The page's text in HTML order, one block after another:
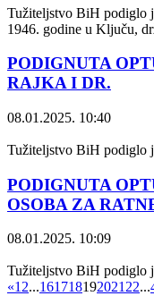
Tužiteljstvo BiH podiglo
1946. godine u Ključu,
PODIGNUTA
RAJKA I DR.
08.01.2025. 10:40
Tužiteljstvo BiH podiglo
PODIGNUTA
OSOBA ZA
08.01.2025. 10:09
Tužiteljstvo BiH podiglo
«12...16171819202122...